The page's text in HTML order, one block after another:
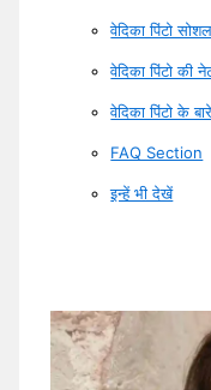
वेदिका पिंटो
वेदिका पिंटो
वेदिका पिंटो के
FAQ Section
इन्हें भी देखें